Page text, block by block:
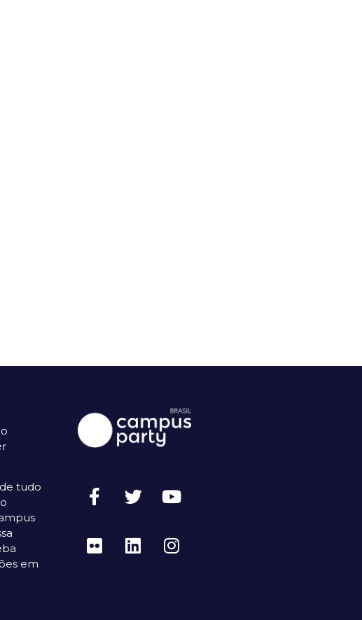
tudo
em